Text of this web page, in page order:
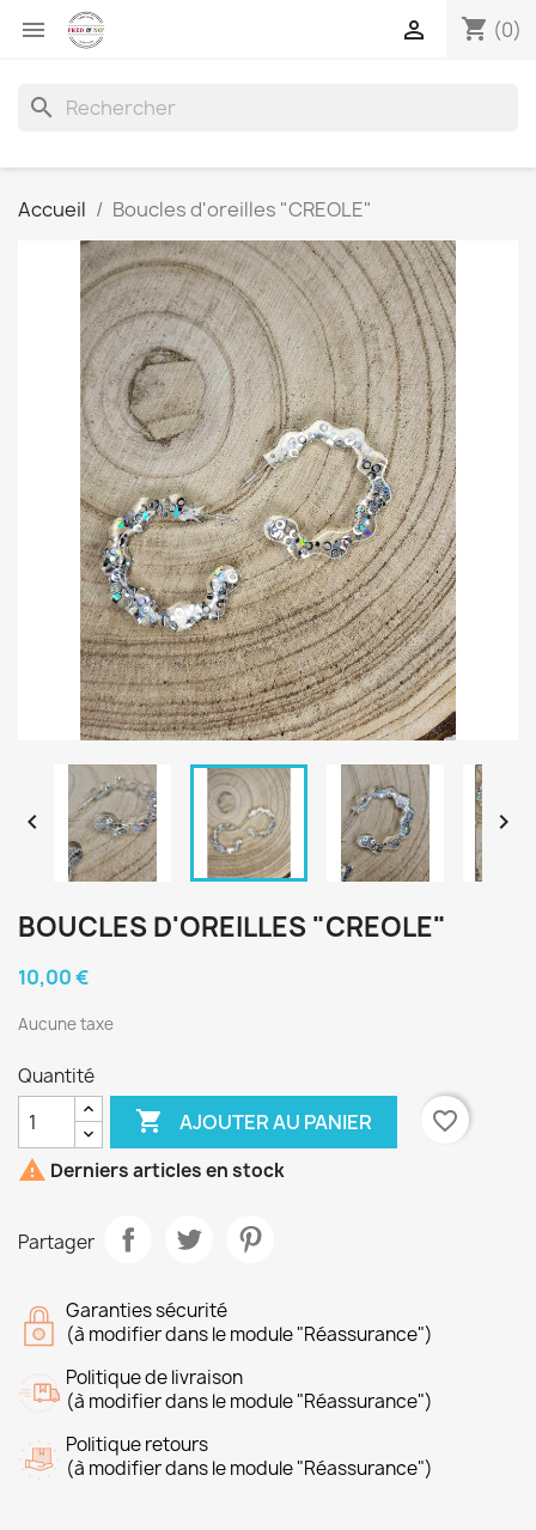
 shopping_cart (0)

search
Accueil Boucles d'oreilles "CREOLE"
 
BOUCLES D'OREILLES "CREOLE"
10,00 €
Aucune taxe
Quantité
 AJOUTER AU PANIER
favorite_border
 Derniers articles en stock
Partager
Garanties sécurité
(à modifier dans le module "Réassurance")
Politique de livraison
(à modifier dans le module "Réassurance")
Politique retours
(à modifier dans le module "Réassurance")